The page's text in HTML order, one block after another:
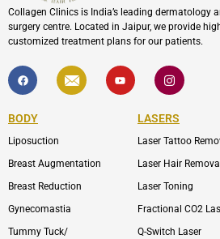
Collagen Clinics is India’s leading dermatology
surgery centre. Located in Jaipur, we provide
customized treatment plans for our patients.
F
a
c
b
o
k
I
c
o
l
p
Y
o
u
I
c
o
-
i
s
a
r
m
-
1
BODY
Liposuction
Breast Augmentation
Breast Reduction
Gynecomastia
Tummy Tuck/
LASERS
Laser Tattoo
Laser Hair Removal
Laser Toning
Fractional CO2
Q-Switch Laser